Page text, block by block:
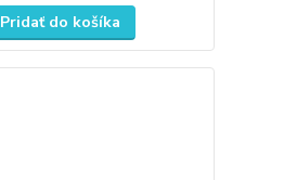
Pridať do košíka